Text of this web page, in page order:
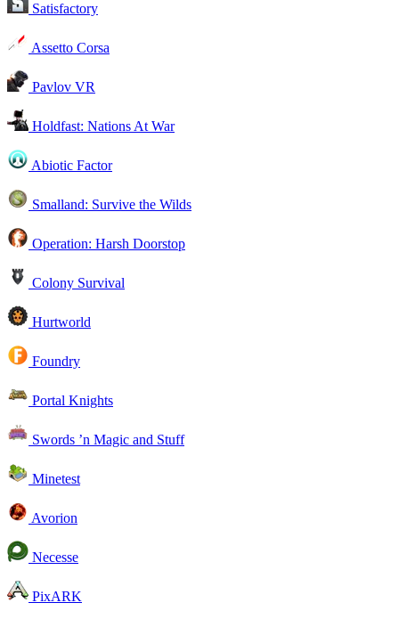
Satisfactory
Assetto Corsa
Pavlov VR
Holdfast: Nations At War
Abiotic Factor
Smalland: Survive the Wilds
Operation: Harsh Doorstop
Colony Survival
Hurtworld
Foundry
Portal Knights
Swords ’n Magic and Stuff
Minetest
Avorion
Necesse
PixARK